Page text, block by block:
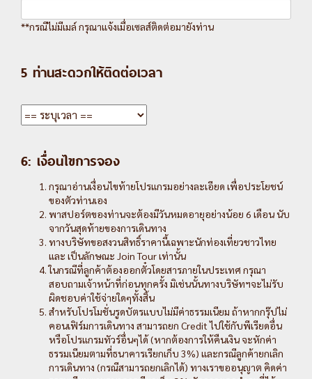
**กรณีไม่มีเมล์ กรุณาแจ้งเมื่อเซลส์ติดต่อมายังท่าน
5 ท่านสะดวกให้ติดต่อเวลา
6: เงื่อนไขการจอง
กรุณาอ่านเงื่อนไขท้ายโปรแกรมอย่างละเอียด เพื่อประโยชน์
ของตัวท่านเอง
พาสปอร์ตของท่านจะต้องมีวันหมดอายุอย่างน้อย 6 เดือน นับ
จากวันสุดท้ายของการเดินทาง
ทางบริษัทขอสงวนสิทธิ์ราคานี้เฉพาะนักท่องเที่ยวชาวไทย
และ เป็นลักษณะ Join Tour เท่านั้น
ในกรณีที่ลูกค้าต้องออกตั๋วโดยสารภายในประเทศ กรุณา
สอบถามเจ้าหน้าที่ก่อนทุกครั้ง มิเช่นนั้นทางบริษัทฯจะไม่รับ
ผิดชอบค่าใช้จ่ายใดๆทั้งสิ้น
สำหรับโปรโมชั่นรูดบัตรแบบไม่มีค่าธรรมเนียม ถ้าหากกรุ๊ปไม่
คอนเฟิร์มการเดินทาง สามารถยก Credit ไปใช้กับพีเรียดอื่น
หรือโปรแกรมทัวร์อื่นๆได้ (หากต้องการให้คืนเงิน จะหักค่า
ธรรมเนียมตามที่ธนาคารเรียกเก็บ 3%) และกรณีลูกค้ายกเลิก
การเดินทาง (กรณีสามารถยกเลิกได้) ทางเราขออนุญาต คิดค่า